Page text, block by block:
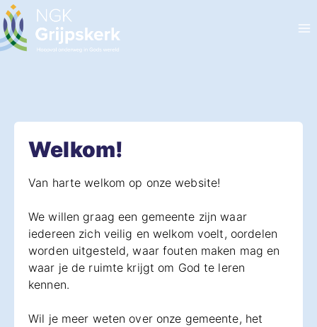
Doorgaan
naar
inhoud
Welkom!
Van harte welkom op onze website!
We willen graag een gemeente zijn waar
iedereen zich veilig en welkom voelt, oordelen
worden uitgesteld, waar fouten maken mag en
waar je de ruimte krijgt om God te leren
kennen.
Wil je meer weten over onze gemeente, het